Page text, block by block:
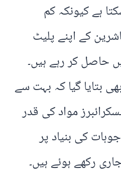
ہے کیونکہ کم
کے اپنے پلیٹ
حاصل کر رہے ہیں۔
بتایا گیا کہ بہت سے
مواد کی قدر
کی بنیاد پر
رکھے ہوئے ہیں۔